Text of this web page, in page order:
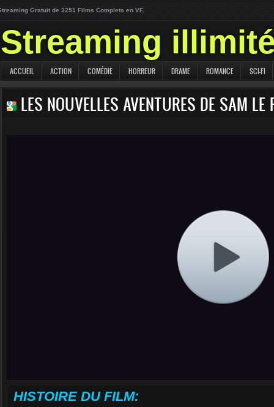
Gratuit de 3251 Films Complets en VF.
Streaming
ACCUEIL ACTION COMÉDIE HORREUR DRAME ROMANCE SCI-FI
LES NOUVELLES AVENTURES DE SAM LE
HISTOIRE DU FILM: